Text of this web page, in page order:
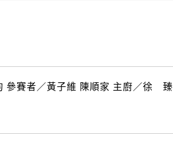
參賽者／黃子維 陳順家 主廚／徐 臻